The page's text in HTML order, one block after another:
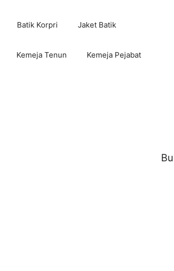
Batik Korpri Jaket Batik
Kemeja Tenun Kemeja Pejabat